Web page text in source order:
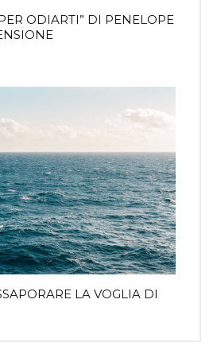
ODIARTI” DI PENELOPE
LA VOGLIA DI